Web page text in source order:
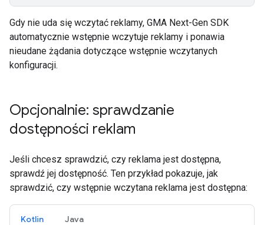
Gdy nie uda się wczytać reklamy, GMA Next-Gen SDK
automatycznie wstępnie wczytuje reklamy i ponawia
nieudane żądania dotyczące wstępnie wczytanych
konfiguracji.
Opcjonalnie: sprawdzanie
dostępności reklam
Jeśli chcesz sprawdzić, czy reklama jest dostępna,
sprawdź jej dostępność. Ten przykład pokazuje, jak
sprawdzić, czy wstępnie wczytana reklama jest dostępna:
Kotlin Java